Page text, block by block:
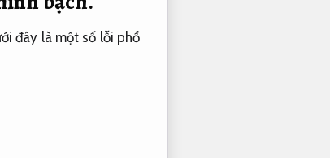
đây là một số lỗi phổ